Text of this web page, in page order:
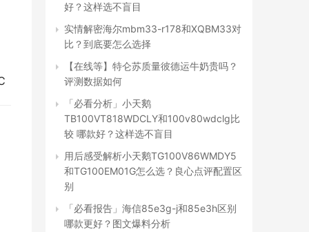
好？这样选不盲目
实情解密海尔mbm33-r178和XQBM33对
比？到底要怎么选择
【在线等】特仑苏质量彼德运牛奶贵吗？
评测数据如何
「必看分析」小天鹅
TB100VT818WDCLY和100v80wdclg比
较 哪款好？这样选不盲目
用后感受解析小天鹅TG100V86WMDY5
和TG100EM01G怎么选？良心点评配置区
别
「必看报告」海信85e3g-j和85e3h区别
哪款更好？图文爆料分析